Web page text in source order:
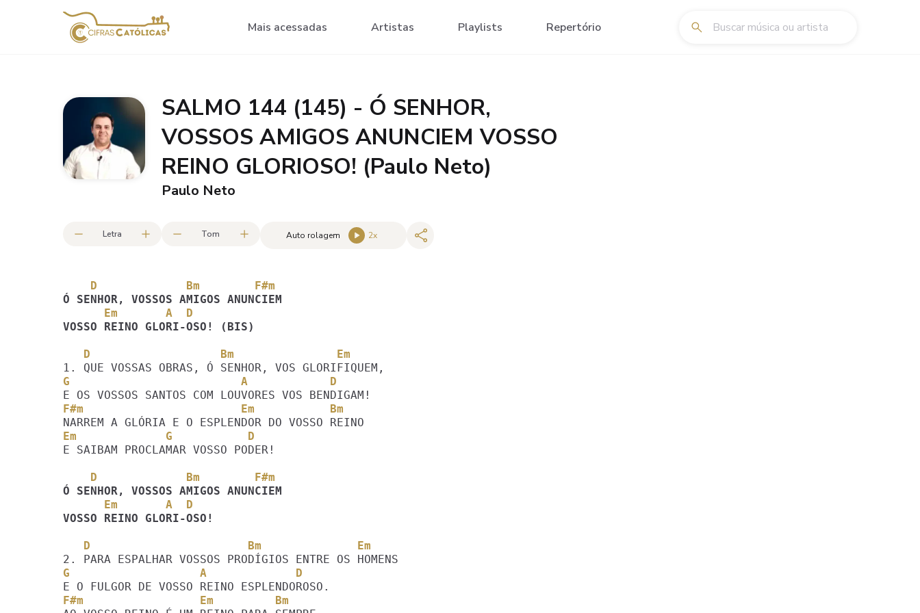
Mais acessadas Artistas Playlists Repertório
SALMO 144 (145) - Ó SENHOR,
VOSSOS AMIGOS ANUNCIEM VOSSO
REINO GLORIOSO! (Paulo Neto)
Paulo Neto
Letra Tom Auto rolagem 2x
    D             Bm        F#m
      Em       A  D
VOSSO REINO GLORI-OSO! (BIS)
   D                   Bm               Em
G                         A            D
F#m                       Em           Bm
Em             G           D
E SAIBAM PROCLAMAR VOSSO PODER!
    D             Bm        F#m
      Em       A  D
VOSSO REINO GLORI-OSO!
   D                       Bm              Em
G                   A             D
F#m                 Em         Bm